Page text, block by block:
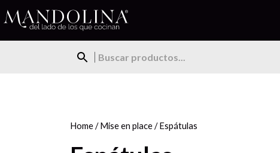
Home/Mise en place/ Espátulas